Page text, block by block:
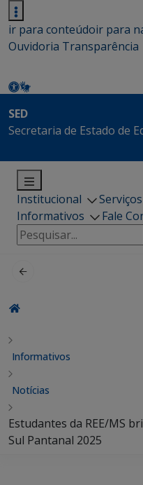
ir para conteúdoir para
Ouvidoria Transparência
SED
Secretaria de Estado de
Institucional Serviços
Informativos
Fale
Pesquisar
por:
Informativos
Notícias
Estudantes da REE/MS
Sul Pantanal 2025